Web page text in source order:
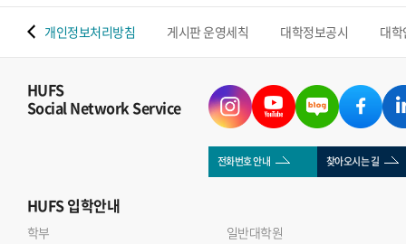
수분 이동 통로와 반응 면적이 감소하는 한계가 있었다.
연구진은 실리카 나노입자를 MXene 층 사이에 삽입한 계층적
다공성 SNP@MXene 구조를 개발해 재적층을 억제하고 수분
이동성과 센서의 감도 안정성을 높였다.개발된 센서는 3~88%
의 상대습도 범위를 감지했으며, 응답과 회복 모두 1초 이내에
이뤄졌다. 기존 MXene 센서보다 감도가 약 4배 향상됐고,
25일간 안정적인 성능을 유지했다. 또한 2,250회의 반복 굽힘
이후에도 초기 성능의 약 95% 이상을 유지했다.연구진은
센서를 상용 기저귀와 Wi-Fi 통신 모듈에 연계해 젖음 정도와
반복적인 수분 유입을 실시간으로 감지했다. 이를 통해
개인정보처리방침 게시판 운영세칙 대학정보공시 대
HUFS
Social Network Service
전화번호 안내 찾아오시는 길
HUFS입학안내
학부
일반대학원